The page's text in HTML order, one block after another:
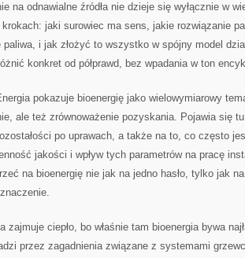
na odnawialne źródła nie dzieje się wyłącznie w
krokach: jaki surowiec ma sens, jakie rozwiązanie
i jak złożyć to wszystko w spójny model
konkret od półprawd, bez wpadania w ton
pokazuje bioenergię jako wielowymiarowy
ale też zrównoważenie pozyskania. Pojawia się
po uprawach, a także na to, co często
jakości i wpływ tych parametrów na pracę
na bioenergię nie jak na jedno hasło, tylko jak
zajmuje ciepło, bo właśnie tam bioenergia bywa
przez zagadnienia związane z systemami